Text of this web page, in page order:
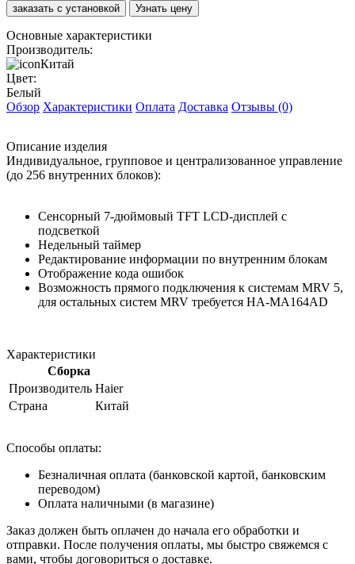
заказать с установкой Узнать цену
Основные характеристики
Производитель:
Китай
Цвет:
Белый
Обзор Характеристики Оплата Доставка Отзывы (0)
Описание изделия
Индивидуальное, групповое и централизованное управление
(до 256 внутренних блоков):
Сенсорный 7‐дюймовый TFT LCD‐дисплей с
подсветкой
Недельный таймер
Редактирование информации по внутренним блокам
Отображение кода ошибок
Возможность прямого подключения к системам MRV 5,
для остальных систем MRV требуется HA-MA164AD
Характеристики
Сборка
Производитель Haier
Страна
Китай
Способы оплаты:
Безналичная оплата (банковской картой, банковским
переводом)
Оплата наличными (в магазине)
Заказ должен быть оплачен до начала его обработки и
отправки. После получения оплаты, мы быстро свяжемся с
вами, чтобы договориться о доставке.